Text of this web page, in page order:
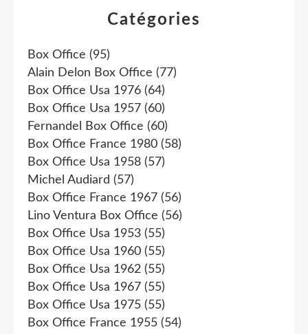
Catégories
Box Office (95)
Alain Delon Box Office (77)
Box Office Usa 1976 (64)
Box Office Usa 1957 (60)
Fernandel Box Office (60)
Box Office France 1980 (58)
Box Office Usa 1958 (57)
Michel Audiard (57)
Box Office France 1967 (56)
Lino Ventura Box Office (56)
Box Office Usa 1953 (55)
Box Office Usa 1960 (55)
Box Office Usa 1962 (55)
Box Office Usa 1967 (55)
Box Office Usa 1975 (55)
Box Office France 1955 (54)